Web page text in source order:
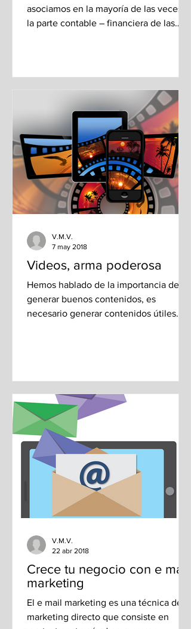
asociamos en la mayoría de las veces a
la parte contable – financiera de las
Videos, arma poderosa
Hemos hablado de la importancia de
generar buenos contenidos, es
necesario generar contenidos útiles
V.M.V.
7 may 2018
Crece tu negocio con e mail
marketing
El e mail marketing es una técnica del
marketing directo que consiste en
V.M.V.
22 abr 2018